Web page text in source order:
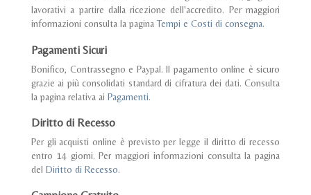
lavorativi a partire dalla ricezione dell'accredito. Per maggiori
informazioni consulta la pagina Tempi e Costi di consegna.
Pagamenti Sicuri
Bonifico, Contrassegno e Paypal. Il pagamento online è sicuro
grazie ai più consolidati standard di cifratura dei dati. Consulta
la pagina relativa ai Pagamenti.
Diritto di Recesso
Per gli acquisti online è previsto per legge il diritto di recesso
entro 14 giorni. Per maggiori informazioni consulta la pagina
del Diritto di Recesso.